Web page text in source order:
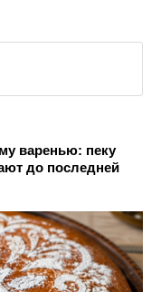
варенью: пеку
до последней